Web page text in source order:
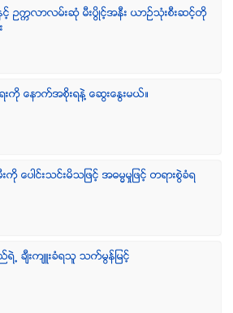
င့္ ဥကၠလာလမ္းဆုံ မီးပြိဳင့္အနီး ယာဥ္သုံးစီးဆင့္တို
ကို ေနာက္အစိုးရနဲ႔ ေဆြးေႏြးမယ္။
ေပါင္းသင္းမိသျဖင့္ အဓမၼမႈျဖင့္ တရားစြဲခံရ
ရဲ႕ ခ်ီးက်ဴးခံရသူ သက္မြန္ျမင့္